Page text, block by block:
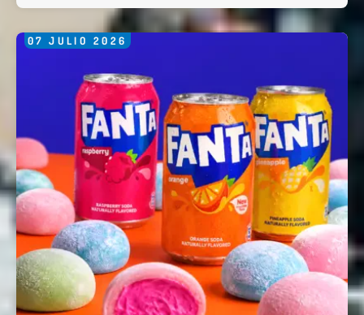
07 JULIO 2026
Nombre *
Email *
Comentario *